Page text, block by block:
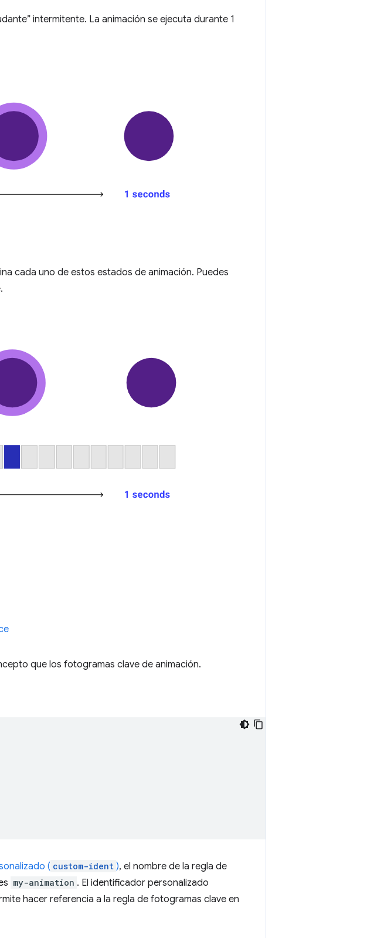
intermitente. La animación se ejecuta durante 1
cada uno de estos estados de animación. Puedes
que los fotogramas clave de animación.
( custom-ident ), el nombre de la regla de
my-animation . El identificador personalizado
hacer referencia a la regla de fotogramas clave en